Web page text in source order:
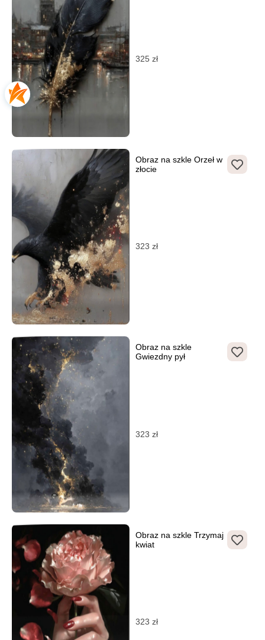
325 zł
Obraz na szkle Orzeł w
złocie
323 zł
Obraz na szkle
Gwiezdny pył
323 zł
Obraz na szkle Trzymaj
kwiat
323 zł